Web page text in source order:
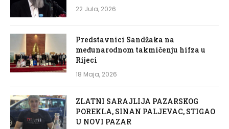
22 Jula, 2026
Predstavnici Sandžaka na
međunarodnom takmičenju hifza u
Rijeci
18 Maja, 2026
ZLATNI SARAJLIJA PAZARSKOG
POREKLA, SINAN PALJEVAC, STIGAO
U NOVI PAZAR